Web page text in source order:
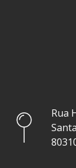
Rua